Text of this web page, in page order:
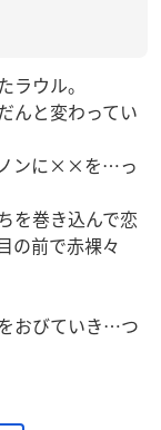
ウル。
んと変わってい
ノンに××を…っ
を巻き込んで恋
の前で赤裸々
おびていき…つ